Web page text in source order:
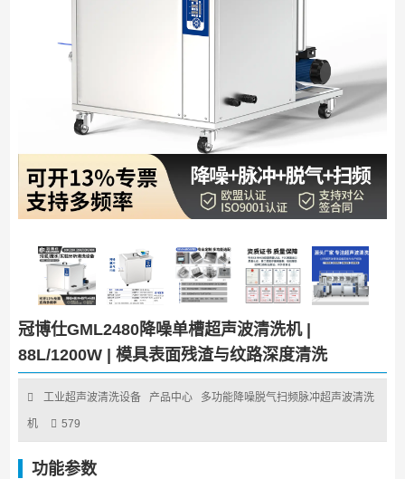
冠博仕GML2480降噪单槽超声波清洗机 |
88L/1200W | 模具表面残渣与纹路深度清洗
工业超声波清洗设备 产品中心 多功能降噪脱气扫频脉冲超声波清洗
机 579
功能参数